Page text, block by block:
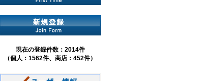
現在の登録件数：2014件
（個人：1562件、商店：452件）